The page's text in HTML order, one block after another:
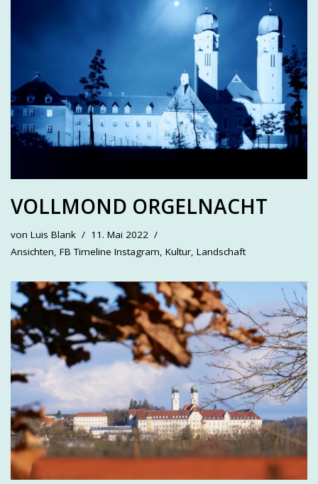
VOLLMOND ORGELNACHT
von Luis Blank
11. Mai 2022
Ansichten, FB Timeline Instagram, Kultur, Landschaft